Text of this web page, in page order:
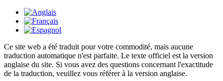
Ce site web a été traduit pour votre commodité, mais aucune
traduction automatique n'est parfaite. Le texte officiel est la version
anglaise du site. Si vous avez des questions concernant l'exactitude
de la traduction, veuillez vous référer à la version anglaise.